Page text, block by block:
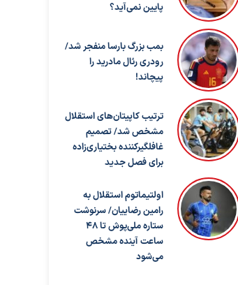
پایین نمی‌آید؟
بمب بزرگ بارسا منفجر شد/
رودری رئال مادرید را
پیچاند!
ترتیب کاپیتان‌های استقلال
مشخص شد/ تصمیم
غافلگیرکننده بختیاری‌زاده
برای فصل جدید
اولتیماتوم استقلال به
رامین رضاییان/ سرنوشت
ستاره ملی‌پوش تا ۴۸
ساعت آینده مشخص
می‌شود